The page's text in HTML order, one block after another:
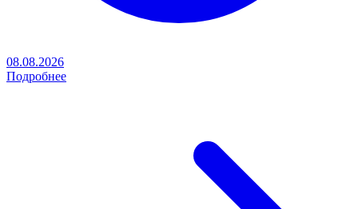
08.08.2026
Подробнее